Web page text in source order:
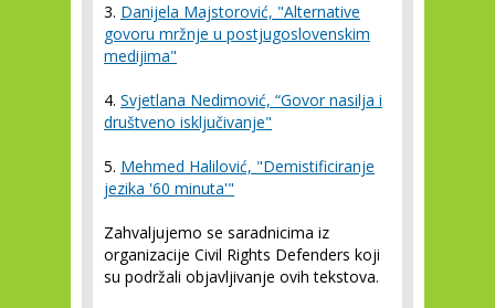
3. Danijela Majstorović, "Alternative
govoru mržnje u postjugoslovenskim
medijima"
4. Svjetlana Nedimović, “Govor nasilja i
društveno isključivanje"
5. Mehmed Halilović, "Demistificiranje
jezika '60 minuta'"
Zahvaljujemo se saradnicima iz
organizacije Civil Rights Defenders koji
su podržali objavljivanje ovih tekstova.